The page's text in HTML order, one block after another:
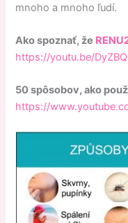
mnoho a mnoho ľudí.
Ako spoznať, že
https://youtu.be/
50 spôsobov, ako
https://